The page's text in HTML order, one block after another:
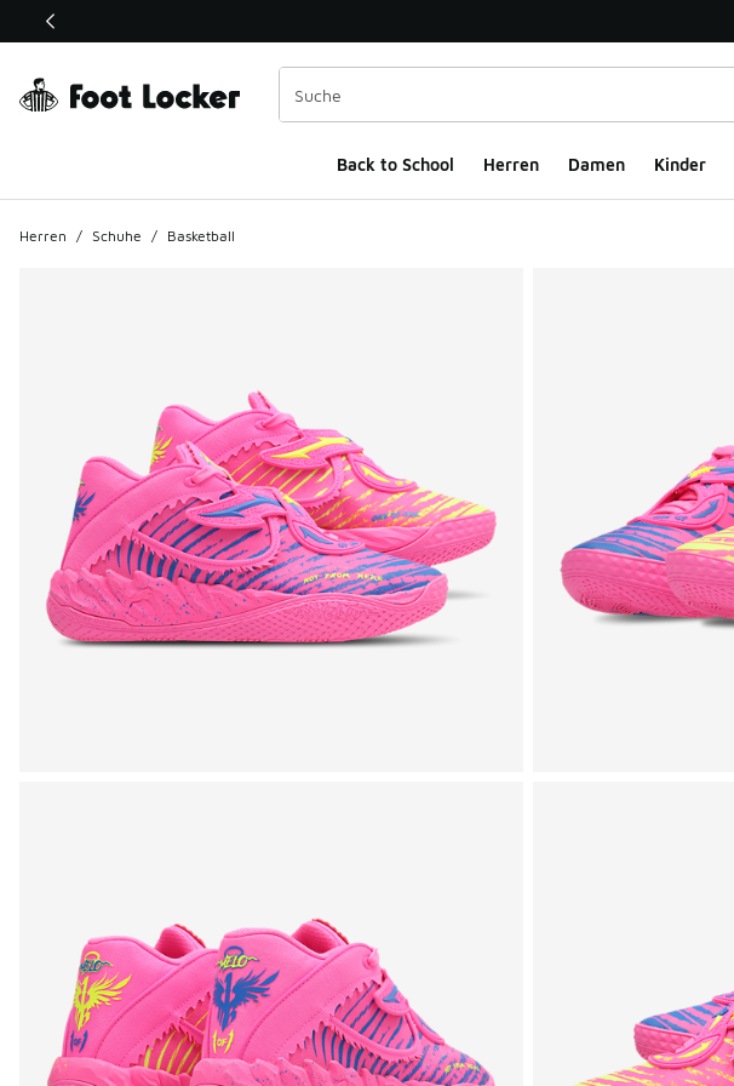
Dieser Link öffnet sich in einem neuen Fenster
Back to School Herren Damen Kinder
Herren / Schuhe / Basketball